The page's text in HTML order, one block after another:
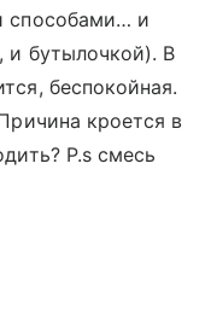
способами… и
и бутылочкой). В
беспокойная.
кроется в
P.s смесь